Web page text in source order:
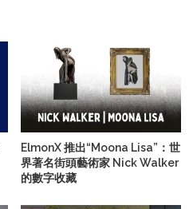
ElmonX 推出“Moona Lisa”：世
界著名街頭藝術家 Nick Walker
的數字收藏